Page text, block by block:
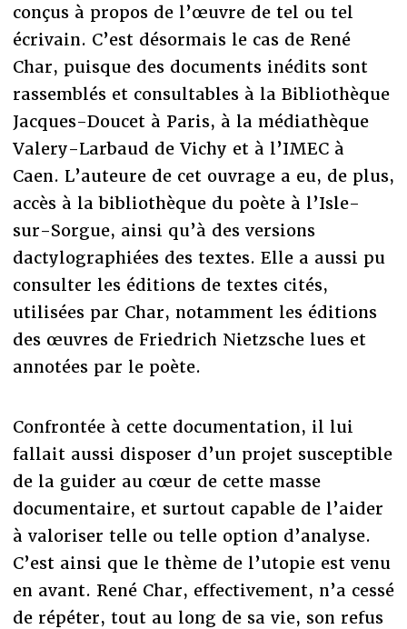
conçus à propos de l’œuvre de tel ou tel
écrivain. C’est désormais le cas de René
Char, puisque des documents inédits sont
rassemblés et consultables à la Bibliothèque
Jacques-Doucet à Paris, à la médiathèque
Valery-Larbaud de Vichy et à l’IMEC à
Caen. L’auteure de cet ouvrage a eu, de plus,
accès à la bibliothèque du poète à l’Isle-
sur-Sorgue, ainsi qu’à des versions
dactylographiées des textes. Elle a aussi pu
consulter les éditions de textes cités,
utilisées par Char, notamment les éditions
des œuvres de Friedrich Nietzsche lues et
annotées par le poète.
Confrontée à cette documentation, il lui
fallait aussi disposer d’un projet susceptible
de la guider au cœur de cette masse
documentaire, et surtout capable de l’aider
à valoriser telle ou telle option d’analyse.
C’est ainsi que le thème de l’utopie est venu
en avant. René Char, effectivement, n’a cessé
de répéter, tout au long de sa vie, son refus